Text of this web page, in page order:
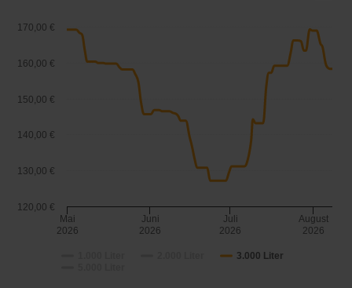
3.000 Liter
Mai
2026
Juni
2026
Juli
2026
August
2026
120,00 €
130,00 €
140,00 €
150,00 €
160,00 €
170,00 €